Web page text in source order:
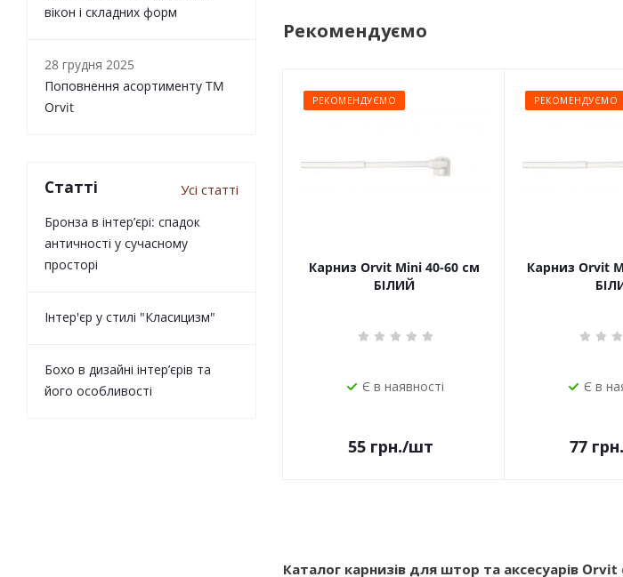
Рекомендуємо
РЕКОМЕНДУЄМО
Карниз Orvit Mini 40-60 см
БІЛИЙ
Є в наявності
55 грн./шт
РЕКОМЕНДУЄМО
Карниз Orvit
Є в
77 грн.
Каталог карнизів для штор та аксесуарів Orvit
вікон і складних форм
28 грудня 2025
Поповнення асортименту TM
Orvit
Статті Усі статті
Бронза в інтер’єрі: спадок
античності у сучасному
просторі
Інтер'єр у стилі "Класицизм"
Бохо в дизайні інтер’єрів та
його особливості